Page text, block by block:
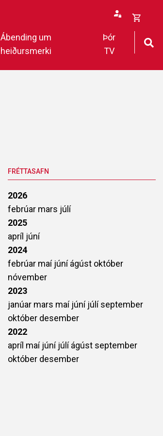
Ábending um
heiðursmerki
Þór
TV
Opna
körfu
FRÉTTASAFN
2026
febrúar mars júlí
2025
apríl júní
2024
febrúar maí júníágúst október
nóvember
2023
janúar mars maí júní júlíseptember
október desember
2022
apríl maí júní júlíágúst september
október desember